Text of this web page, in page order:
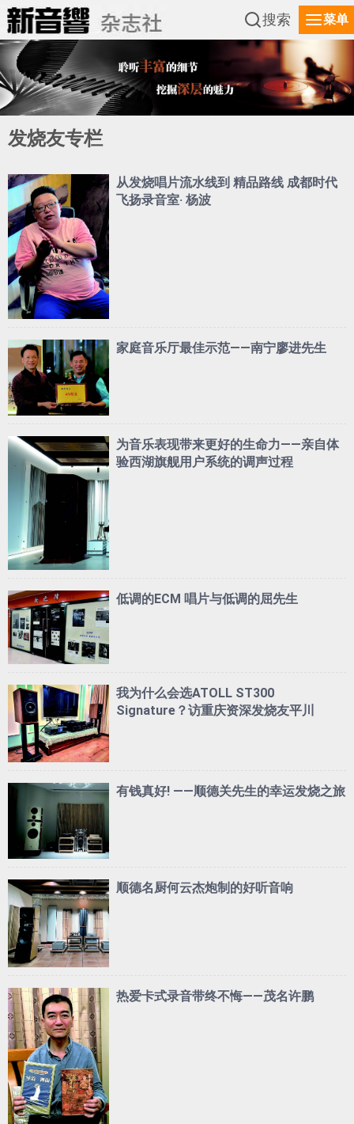
搜索 菜单
发烧友专栏
从发烧唱片流水线到 精品路线 成都时代
飞扬录音室· 杨波
家庭音乐厅最佳示范——南宁廖进先生
为音乐表现带来更好的生命力——亲自体
验西湖旗舰用户系统的调声过程
低调的ECM 唱片与低调的屈先生
我为什么会选ATOLL ST300
Signature？访重庆资深发烧友平川
有钱真好! ——顺德关先生的幸运发烧之旅
顺德名厨何云杰炮制的好听音响
热爱卡式录音带终不悔——茂名许鹏